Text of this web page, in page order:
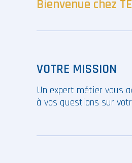
Bienvenue chez
VOTRE MISSION
Un expert métier vous
à vos questions sur